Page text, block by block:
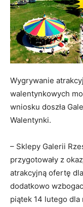
Wygrywanie
walentynkowych
wniosku doszła
Walentynki.
– Sklepy Galerii
przygotowały z
atrakcyjną ofertę
dodatkowo
piątek 14 lutego